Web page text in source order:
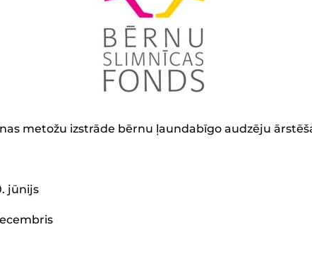
metožu izstrāde bērnu ļaundabīgo audzēju
jūnijs